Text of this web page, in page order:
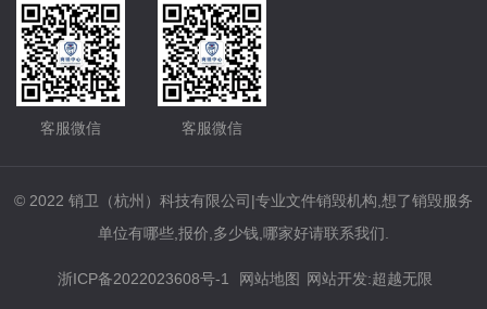
客服微信 客服微信
© 2022 销卫（杭州）科技有限公司|专业文件销毁机构,想了销毁服务
单位有哪些,报价,多少钱,哪家好请联系我们.
浙ICP备2022023608号-1 网站地图 网站开发:超越无限